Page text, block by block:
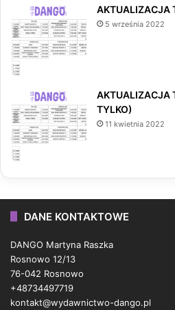
AKTUALIZACJA
5 września 2022
AKTUALIZACJA
TYLKO)
11 kwietnia 2022
DANE KONTAKTOWE
DANGO Martyna Raszka
Rosnowo 12/13
76-042 Rosnowo
+48734497719
kontakt@wydawnictwo-dango.pl